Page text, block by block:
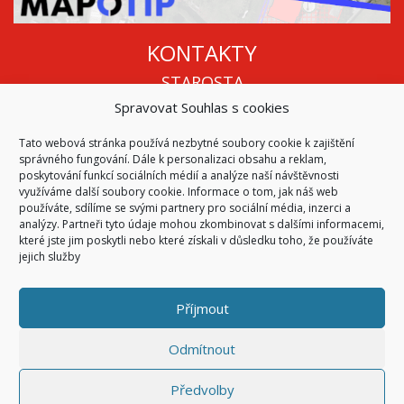
Spravovat Souhlas s cookies
Tato webová stránka používá nezbytné soubory cookie k zajištění
správného fungování. Dále k personalizaci obsahu a reklam,
poskytování funkcí sociálních médií a analýze naší návštěvnosti
využíváme další soubory cookie. Informace o tom, jak náš web
používáte, sdílíme se svými partnery pro sociální média, inzerci a
analýzy. Partneři tyto údaje mohou zkombinovat s dalšími informacemi,
které jste jim poskytli nebo které získali v důsledku toho, že používáte
jejich služby
Příjmout
Odmítnout
Předvolby
KONTAKTY
STAROSTA
Mgr. Roman Vala
info@oukojetice.cz
ÚŘEDNÍ HODINY
Po, St: 15:30 - 16:30
Všechny kontakty | Kde nás najdete
© 2026Obec Kojetice na Moravě
Všechna práva vyhrazena
Code & Design bySymphony Digital